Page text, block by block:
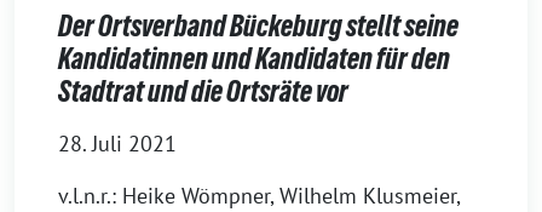
Der Ortsverband Bückeburg stellt seine
Kandidatinnen und Kandidaten für den
Stadtrat und die Ortsräte vor
28. Juli 2021
v.l.n.r.: Heike Wömpner, Wilhelm Klusmeier,